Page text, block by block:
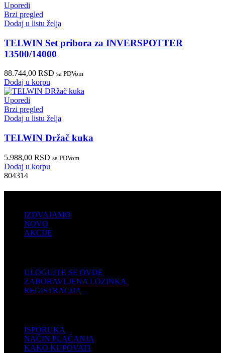
Uporedi
Brzi pregled
Dodaj u listu želja
TELWIN Set pribora za INVERSPOTTER
13500/14000
88.744,00 RSD sa PDVom
Dodaj u korpu
Uporedi
Brzi pregled
Dodaj u listu želja
TELWIN Držač kuka
5.988,00 RSD sa PDVom
Dodaj u korpu
804314
IZDVAJAMO
NOVO
AKCIJE
ULOGUJTE SE OVDE
ZABORAVLJENA LOZINKA
REGISTRACIJA
ISPORUKA
NAČIN PLAĆANJA
KAKO KUPOVATI